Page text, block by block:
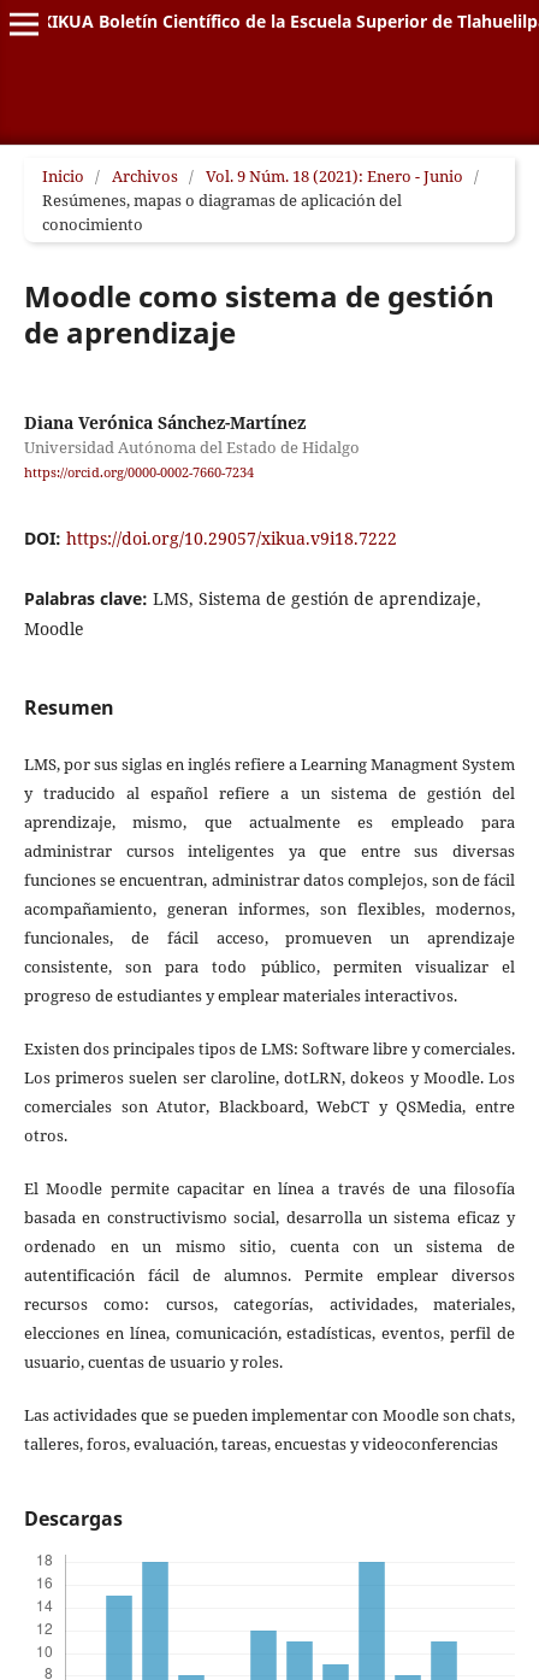
XIKUA Boletín Científico de la Escuela Superior de
Inicio / Archivos / Vol. 9 Núm. 18 (2021): Enero - Junio /
Resúmenes, mapas o diagramas de aplicación del
conocimiento
Moodle como sistema de gestión
de aprendizaje
Diana Verónica Sánchez-Martínez
Universidad Autónoma del Estado de Hidalgo
https://orcid.org/0000-0002-7660-7234
DOI: https://doi.org/10.29057/xikua.v9i18.7222
Palabras clave: LMS, Sistema de gestión de aprendizaje,
Moodle
Resumen
LMS, por sus siglas en inglés refiere a Learning Managment System
y traducido al español refiere a un sistema de gestión del
aprendizaje, mismo, que actualmente es empleado para
administrar cursos inteligentes ya que entre sus diversas
funciones se encuentran, administrar datos complejos, son de fácil
acompañamiento, generan informes, son flexibles, modernos,
funcionales, de fácil acceso, promueven un aprendizaje
consistente, son para todo público, permiten visualizar el
progreso de estudiantes y emplear materiales interactivos.
Existen dos principales tipos de LMS: Software libre y comerciales.
Los primeros suelen ser claroline, dotLRN, dokeos y Moodle. Los
comerciales son Atutor, Blackboard, WebCT y QSMedia, entre
otros.
El Moodle permite capacitar en línea a través de una filosofía
basada en constructivismo social, desarrolla un sistema eficaz y
ordenado en un mismo sitio, cuenta con un sistema de
autentificación fácil de alumnos. Permite emplear diversos
recursos como: cursos, categorías, actividades, materiales,
elecciones en línea, comunicación, estadísticas, eventos, perfil de
usuario, cuentas de usuario y roles.
Las actividades que se pueden implementar con Moodle son chats,
talleres, foros, evaluación, tareas, encuestas y videoconferencias
Descargas